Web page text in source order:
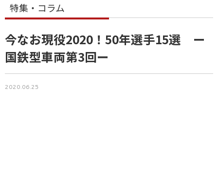
特集・コラム
今なお現役2020！50年選手15選 ー
国鉄型車両第3回ー
2020.06.25